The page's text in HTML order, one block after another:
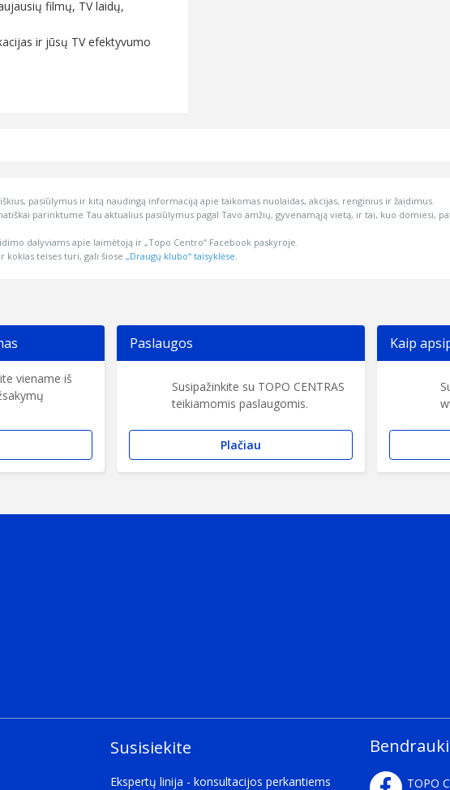
filmų, TV laidų,
ir jūsų TV efektyvumo
pasiūlymus ir kitą naudingą informaciją apie taikomas nuolaidas, akcijas, renginius ir žaidimus.
parinktume Tau aktualius pasiūlymus pagal Tavo amžių, gyvenamąją vietą, ir tai, kuo domiesi,
dalyviams apie laimėtoją ir „Topo Centro“ Facebook paskyroje.
kokias teises turi, gali šiose „Draugų klubo“ taisyklėse.
viename iš
Paslaugos
Susipažinkite su TOPO CENTRAS
teikiamomis paslaugomis.
Plačiau
Kaip
Susisiekite
Ekspertų linija - konsultacijos perkantiems TOPO